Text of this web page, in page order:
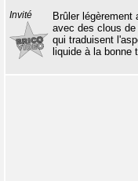
Invité
Brûler légèrement
avec des clous
qui traduisent
liquide à la bonne